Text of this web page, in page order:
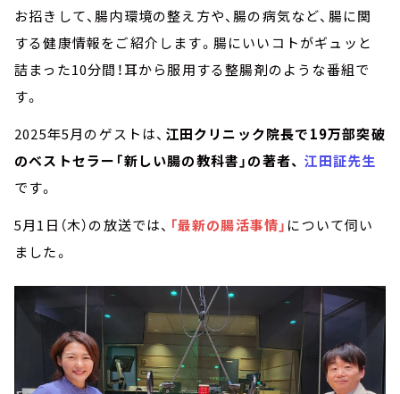
お招きして、腸内環境の整え方や、腸の病気など、腸に関
する健康情報をご紹介します。腸にいいコトがギュッと
詰まった10分間！耳から服用する整腸剤のような番組で
す。
2025年5月のゲストは、 江田クリニック院長で19万部突破
のベストセラー「新しい腸の教科書」の著者、 江田証先生
です。
5月1日（木）の放送では、 「最新の腸活事情」 について伺い
ました。